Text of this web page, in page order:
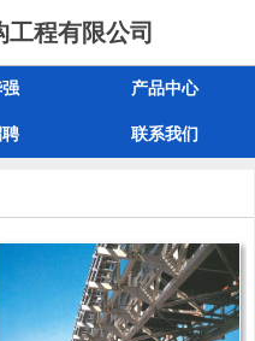
程有限公司
产品中心
聘 联系我们